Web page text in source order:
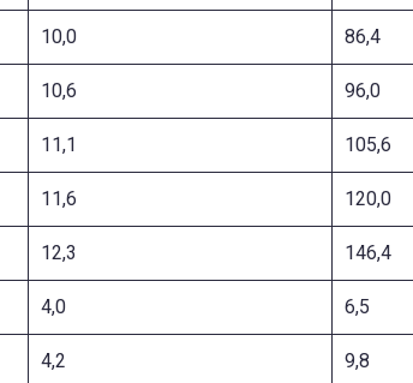
10,0 86,4
10,6 96,0
11,1 105,6
11,6 120,0
12,3 146,4
4,0 6,5
4,2 9,8